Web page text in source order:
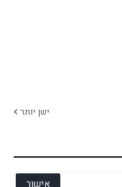
ישן יותר